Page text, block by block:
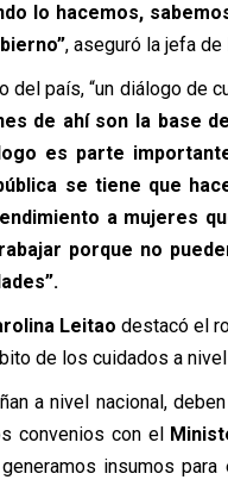
lo hacemos,
, aseguró la jefa de
del país, “un diálogo de
de ahí son la base
es parte
se tiene que
a mujeres
porque no
Leitao destacó el
de los cuidados a
a nivel nacional,
convenios con el
insumos